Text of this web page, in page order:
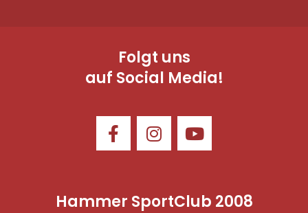
Folgt uns
auf Social Media!
Hammer SportClub 2008